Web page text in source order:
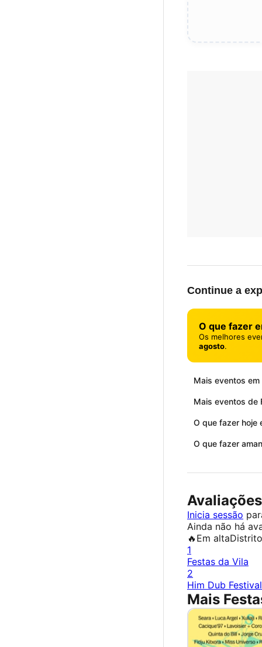
Continue a
O que fazer
Os melhores
agosto.
Mais eventos em
Mais eventos de
O que fazer hoje
O que fazer
Avaliações
Inicia sessão
Ainda não há
🔥 Em alta
1
Festas da Vila
2
Him Dub
Mais